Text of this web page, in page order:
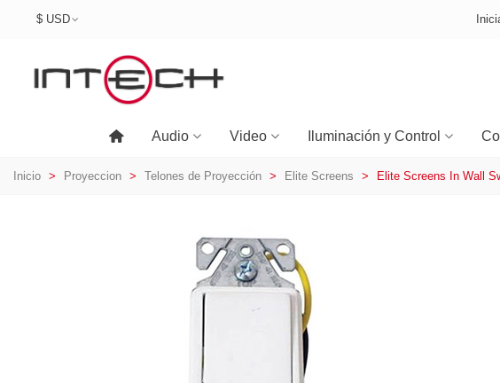
$ USD
Audio Video Iluminación y Control
Inicio > Proyeccion > Telones de Proyección > Elite Screens > Elite Screens In Wall